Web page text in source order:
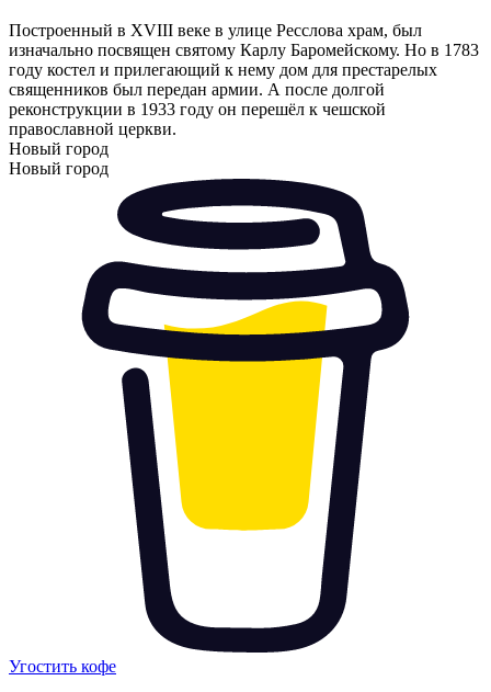
Построенный в XVIII веке в улице Ресслова храм, был
изначально посвящен святому Карлу Баромейскому. Но в 1783
году костел и прилегающий к нему дом для престарелых
священников был передан армии. А после долгой
реконструкции в 1933 году он перешёл к чешской
православной церкви.
Новый город
Новый город
Угостить кофе